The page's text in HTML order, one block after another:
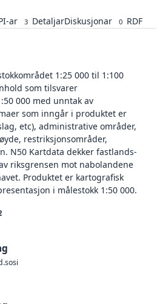
ar 3 DetaljarDiskusjonar 0 RDF
1:25 000 til 1:100
som tilsvarer
000 med unntak av
som inngår i produktet er
etc), administrative områder,
restriksjonsområder,
N50 Kartdata dekker fastlands-
riksgrensen mot nabolandene
Produktet er kartografisk
i målestokk 1:50 000.